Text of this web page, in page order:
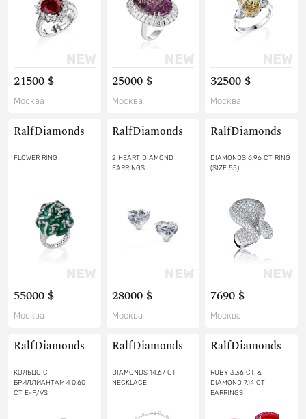
21500 $
Москва
25000 $
Москва
32500 $
Москва
RalfDiamonds
FLOWER RING
55000 $
Москва
RalfDiamonds
2 HEART DIAMOND
EARRINGS
28000 $
Москва
RalfDiamonds
DIAMONDS 6.96 CT RING
(SIZE 55)
7690 $
Москва
RalfDiamonds
КОЛЬЦО С
БРИЛЛИАНТАМИ 0.60
CT E-F/VS
RalfDiamonds
DIAMONDS 14.67 CT
NECKLACE
RalfDiamonds
RUBY 3.36 CT &
DIAMOND 7.14 CT
EARRINGS